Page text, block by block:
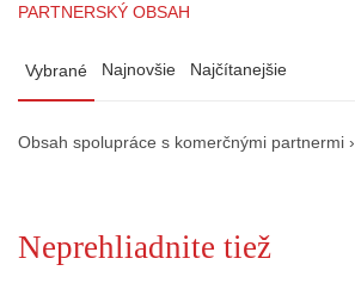
PARTNERSKÝ OBSAH
Vybrané Najnovšie Najčítanejšie
Obsah spolupráce s komerčnými partnermi ›
Neprehliadnite tiež